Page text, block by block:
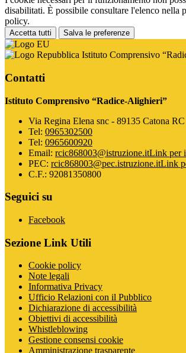
disabilitati. È possibile consultare l'elenco nella
policy.
Accetta tutti Salva le preferenze
Istituto Comprensivo
Contatti
Istituto Comprensivo “Radice-Alighieri”
Via Regina Elena snc - 89135 Catona RC
Tel: 0965302500
Tel: 0965600920
Email: rcic868003@istruzione.itLink per
PEC: rcic868003@pec.istruzione.itLink
C.F.: 92081350800
Seguici su
Facebook
Sezione Link Utili
Cookie policy
Note legali
Informativa Privacy
Ufficio Relazioni con il Pubblico
Dichiarazione di accessibilità
Obiettivi di accessibilità
Whistleblowing
Gestione consensi cookie
Amministrazione trasparente